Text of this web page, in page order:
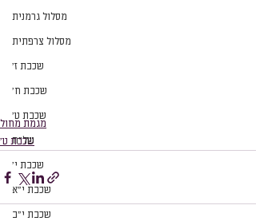
מסלול גרמנית
מסלול צרפתית
שכבת ז׳
שכבת ח׳
שכבת ט׳
של״ח
שכבת י׳
שכבת י״א
שכבת י״ב
מגמת מחול
שכבת ט׳